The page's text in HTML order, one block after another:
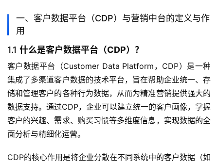
一、客户数据平台（CDP）与营销中台的定义与作
用
1.1 什么是客户数据平台（CDP）？
客户数据平台（Customer Data Platform，CDP）是一种
集成了多渠道客户数据的技术平台，旨在帮助企业统一、存
储和管理客户的各种行为数据，从而为精准营销提供强大的
数据支持。通过CDP，企业可以建立统一的客户画像，掌握
客户的兴趣、需求、购买习惯等多维度信息，实现数据的全
面分析与精细化运营。
CDP的核心作用是将企业分散在不同系统中的客户数据（如